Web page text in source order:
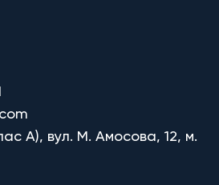
A), вул. М. Амосова, 12, м.